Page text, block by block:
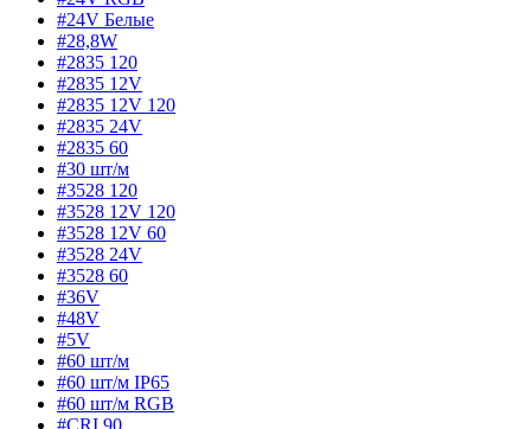
#24V Белые
#28,8W
#2835 120
#2835 12V
#2835 12V 120
#2835 24V
#2835 60
#30 шт/м
#3528 120
#3528 12V 120
#3528 12V 60
#3528 24V
#3528 60
#36V
#48V
#5V
#60 шт/м
#60 шт/м IP65
#60 шт/м RGB